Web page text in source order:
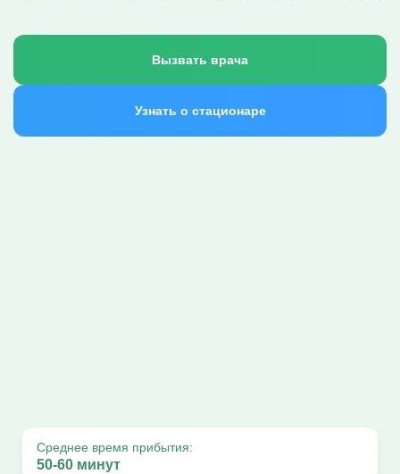
Вызвать врача
Узнать о стационаре
Среднее время прибытия:
50-60 минут